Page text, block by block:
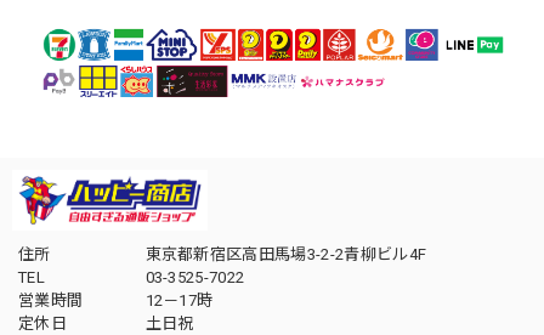
住所
東京都新宿区高田馬場3-2-2青柳ビル4F
TEL
03-3525-7022
営業時間
12－17時
定休日
土日祝